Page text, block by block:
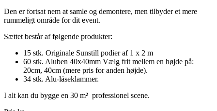
Den er fortsat nem at samle og demontere, men tilbyder et mere
rummeligt område for dit event.
Sættet består af følgende produkter:
15 stk. Originale Sunstill podier af 1 x 2 m
60 stk. Aluben 40x40mm Vælg frit mellem en højde på:
20cm, 40cm (mere pris for anden højde).
34 stk. Alu-låseklammer.
I alt kan du bygge en 30 m² professionel scene.